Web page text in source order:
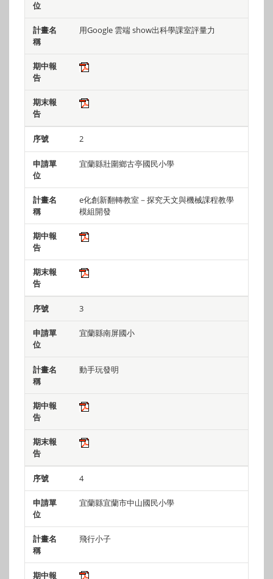
用Google 雲端 show出科學課室評量力
2
宜蘭縣壯圍鄉古亭國民小學
e化創新翻轉教室－探究天文與機械課程教學
模組開發
3
宜蘭縣南屏國小
動手玩發明
4
宜蘭縣宜蘭市中山國民小學
飛行小子